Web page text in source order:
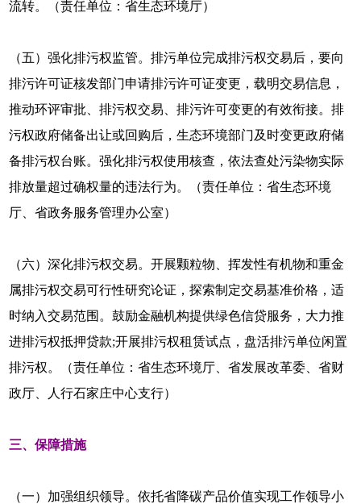
流转。（责任单位：省生态环境厅）
（五）强化排污权监管。排污单位完成排污权交易后，要向
排污许可证核发部门申请排污许可证变更，载明交易信息，
推动环评审批、排污权交易、排污许可变更的有效衔接。排
污权政府储备出让或回购后，生态环境部门及时变更政府储
备排污权台账。强化排污权使用核查，依法查处污染物实际
排放量超过确权量的违法行为。（责任单位：省生态环境
厅、省政务服务管理办公室）
（六）深化排污权交易。开展颗粒物、挥发性有机物和重金
属排污权交易可行性研究论证，探索制定交易基准价格，适
时纳入交易范围。鼓励金融机构提供绿色信贷服务，大力推
进排污权抵押贷款;开展排污权租赁试点，盘活排污单位闲置
排污权。（责任单位：省生态环境厅、省发展改革委、省财
政厅、人行石家庄中心支行）
三、保障措施
（一）加强组织领导。依托省降碳产品价值实现工作领导小